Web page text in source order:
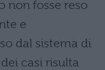
non fosse reso
e
dal sistema di
casi risulta